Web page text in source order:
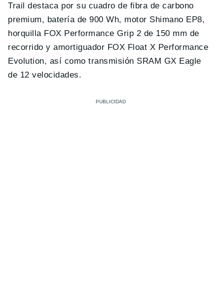
Trail destaca por su cuadro de fibra de carbono
premium, batería de 900 Wh, motor Shimano EP8,
horquilla FOX Performance Grip 2 de 150 mm de
recorrido y amortiguador FOX Float X Performance
Evolution, así como transmisión SRAM GX Eagle
de 12 velocidades.